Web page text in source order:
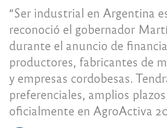
“Ser industrial en Argentina
reconoció el gobernador
durante el anuncio de
productores, fabricantes de
y empresas cordobesas.
preferenciales, amplios
oficialmente en AgroActiva